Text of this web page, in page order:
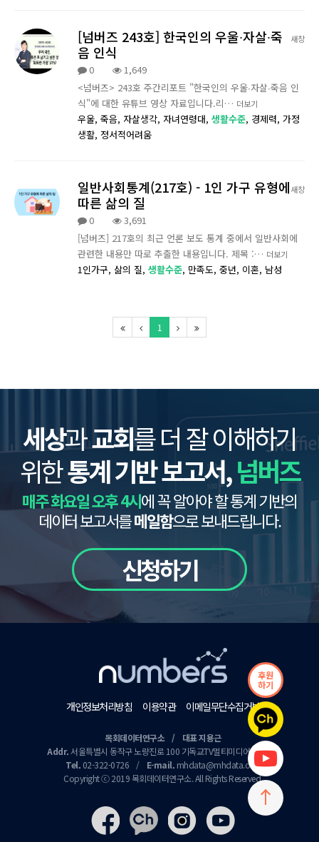
후원
하기
새창
[넘버즈 243호] 한국인의 우울∙자살∙죽
음 인식
0
1,649
<넘버즈> 243호 주간리포트 "한국인의 우울∙자살∙죽음 인
식"에 대한 유튜브 영상 자료입니다.리… 더보기
우울, 죽음, 자살생각, 자녀연령대, 생활수준, 경제력, 가정
생활, 정서적어려움
새창
일반사회통계(217호) - 1인 가구 유형에
따른 삶의 질
0
3,691
[넘버즈] 217호의 최근 언론 보도 통계 중에서 일반사회에
관련한 내용만 따로 추출한 내용입니다. 제목 :… 더보기
1인가구, 삶의 질, 생활수준, 만족도, 중년, 이혼, 남성
1
세상과교회를 더 잘 이해하기
위한통계 기반 보고서,넘버즈
매주 화요일 오후 4시에 꼭 알아야 할 통계 기반의
데이터 보고서를메일함으로 보내드립니다.
신청하기
개인정보처리방침 이용약관 이메일무단수집거부
목회데이터연구소 / 대표 지용근
Addr.서울특별시 동작구 노량진로 100 기독교TV멀티미디어센터 9층
Tel. 02-322-0726 / E-mail. mhdata@mhdata.or.kr
Copyright ⓒ 2019 목회데이터연구소. All Rights Reserved.